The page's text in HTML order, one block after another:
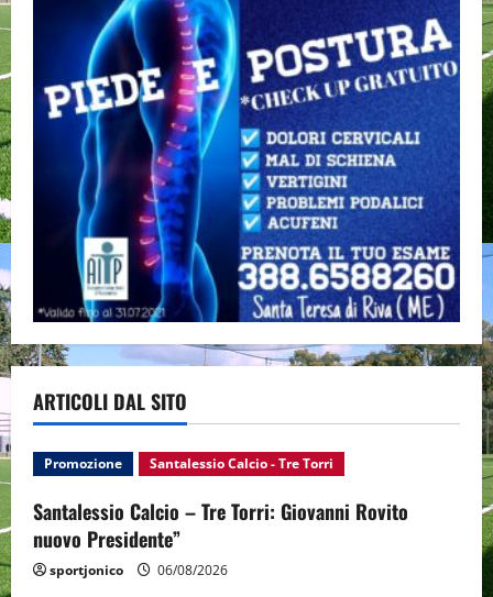
ARTICOLI DAL SITO
Promozione Santalessio Calcio - Tre Torri
Santalessio Calcio – Tre Torri: Giovanni Rovito
nuovo Presidente”
sportjonico 06/08/2026